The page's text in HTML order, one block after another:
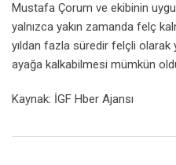
Mustafa Çorum ve ekibinin
yalnızca yakın zamanda felç
yıldan fazla süredir felçli
ayağa kalkabilmesi mümkün
Kaynak: İGF Hber Ajansı